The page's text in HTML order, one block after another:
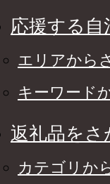
応援する自
エリアから
キーワード
返礼品をさ
カテゴリか